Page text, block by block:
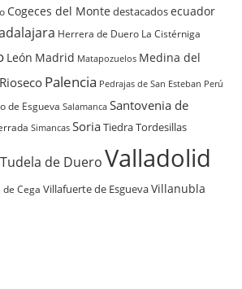
Cogeces del Monte destacadosecuador
Herrera de Duero La Cistérniga
León Madrid Matapozuelos Medina del
Palencia Pedrajas de San Esteban Perú
de Esgueva Salamanca Santovenia de
Simancas SoriaTiedraTordesillas
Tudela de Duero Valladolid
de Cega Villafuerte de EsguevaVillanubla